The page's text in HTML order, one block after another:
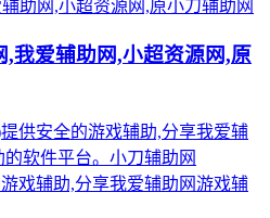
,我爱辅助网,小超资源网,原
供安全的游戏辅助,分享我爱辅
软件平台。小刀辅助网
戏辅助,分享我爱辅助网游戏辅